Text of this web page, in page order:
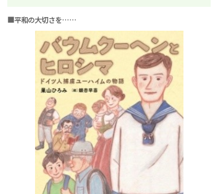
■平和の大切さを……